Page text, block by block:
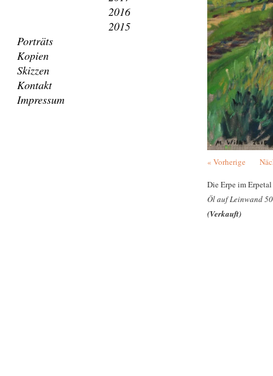
2016
2015
Porträts
Kopien
Skizzen
Kontakt
Impressum
« Vorherige
Die Erpe im Erpetal
Öl auf Leinwand
(Verkauft)